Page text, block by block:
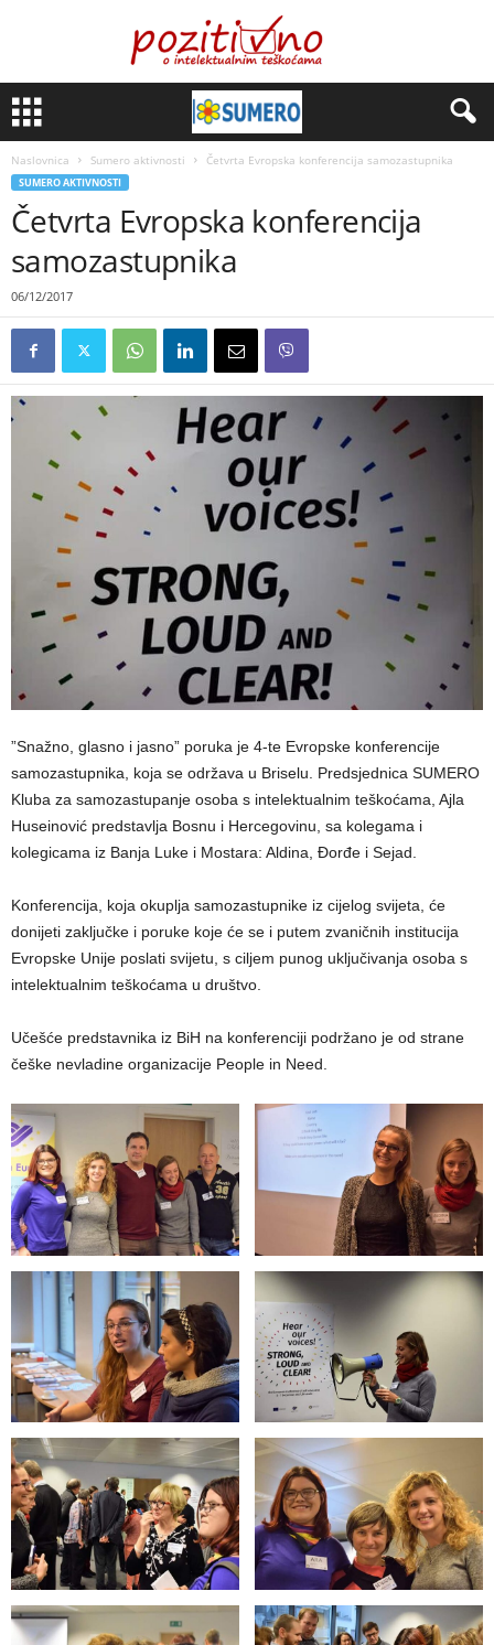
Naslovnica Sumero aktivnosti Četvrta Evropska konferencija samozastupnika
SUMERO AKTIVNOSTI
Četvrta Evropska konferencija
samozastupnika
06/12/2017
”Snažno, glasno i jasno” poruka je 4-te Evropske konferencije
samozastupnika, koja se održava u Briselu. Predsjednica SUMERO
Kluba za samozastupanje osoba s intelektualnim teškoćama, Ajla
Huseinović predstavlja Bosnu i Hercegovinu, sa kolegama i
kolegicama iz Banja Luke i Mostara: Aldina, Đorđe i Sejad.
Konferencija, koja okuplja samozastupnike iz cijelog svijeta, će
donijeti zaključke i poruke koje će se i putem zvaničnih institucija
Evropske Unije poslati svijetu, s ciljem punog uključivanja osoba s
intelektualnim teškoćama u društvo.
Učešće predstavnika iz BiH na konferenciji podržano je od strane
češke nevladine organizacije People in Need.